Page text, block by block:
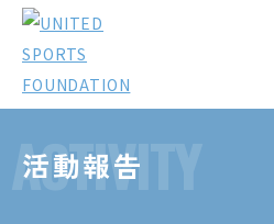
ACTIVITY
活動報告